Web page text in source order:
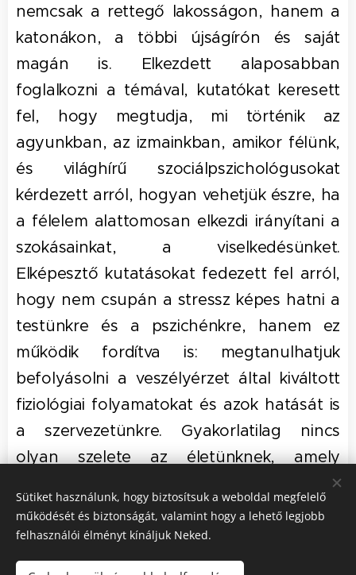
nemcsak a rettegő lakosságon, hanem a
katonákon, a többi újságírón és saját
magán is. Elkezdett alaposabban
foglalkozni a témával, kutatókat keresett
fel, hogy megtudja, mi történik az
agyunkban, az izmainkban, amikor félünk,
és világhírű szociálpszichológusokat
kérdezett arról, hogyan vehetjük észre, ha
a félelem alattomosan elkezdi irányítani a
szokásainkat, a viselkedésünket.
Elképesztő kutatásokat fedezett fel arról,
hogy nem csupán a stressz képes hatni a
testünkre és a pszichénkre, hanem ez
működik fordítva is: megtanulhatjuk
befolyásolni a veszélyérzet által kiváltott
fiziológiai folyamatokat és azok hatását is
a szervezetünkre. Gyakorlatilag nincs
olyan szelete az életünknek, amely
valamilyen módon ne vezetne vissza a
félelem kérdésköréhez.
Sütiket használunk, hogy biztosítsuk a weboldal megfelelő
működését és biztonságát, valamint hogy a lehető legjobb
felhasználói élményt kínáljuk Neked.